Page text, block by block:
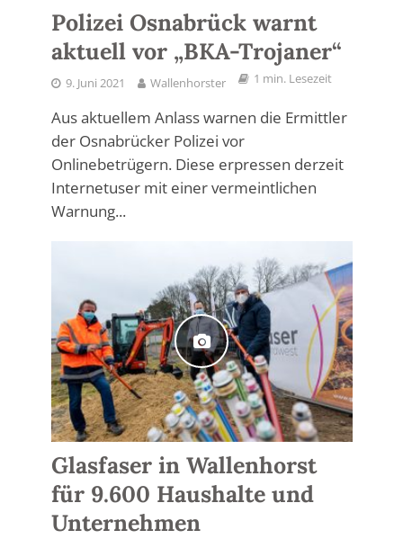
Polizei Osnabrück warnt
aktuell vor „BKA-Trojaner“
9. Juni 2021 Wallenhorster 1 min. Lesezeit
Aus aktuellem Anlass warnen die Ermittler
der Osnabrücker Polizei vor
Onlinebetrügern. Diese erpressen derzeit
Internetuser mit einer vermeintlichen
Warnung...
Glasfaser in Wallenhorst
für 9.600 Haushalte und
Unternehmen